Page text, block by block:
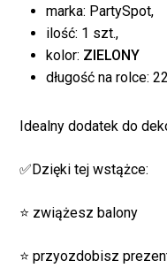
Brak
marka: PartySpot,
ilość: 1 szt.,
kolor: ZIELONY
długość na rolce:
Idealny dodatek do
✅Dzięki tej wstążce:
⭐ zwiążesz balony
⭐ przyozdobisz